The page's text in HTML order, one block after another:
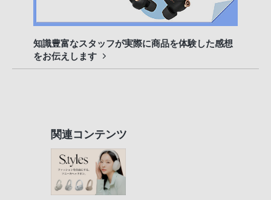
知識豊富なスタッフが実際に商品を体験した感想
をお伝えします
関連コンテンツ